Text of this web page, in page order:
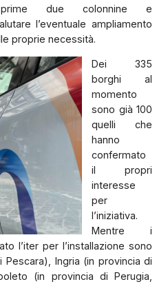
prime due colonnine e
l’eventuale ampliamento
proprie necessità.
Dei 335
borghi al
momento
sono già 100
quelli che
hanno
confermato
il propri
interesse
per
l’iniziativa.
Mentre i
l’iter per l’installazione sono
Ingria (in provincia di
(in provincia di Perugia,